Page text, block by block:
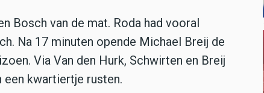
Bosch van de mat. Roda had vooral
Na 17 minuten opende Michael Breij de
Via Van den Hurk, Schwirten en Breij
een kwartiertje rusten.